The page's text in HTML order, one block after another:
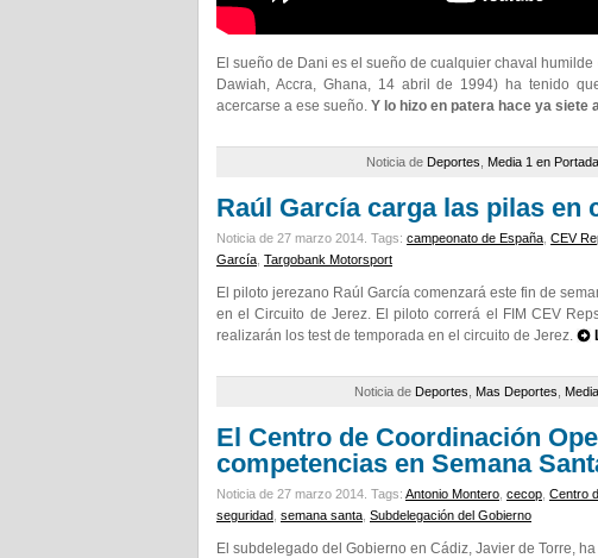
El sueño de Dani es el sueño de cualquier chaval
Dawiah, Accra, Ghana, 14 abril de 1994) ha tenido
acercarse a ese sueño. Y lo hizo en patera hace ya siete
Noticia de Deportes Media 1 en Portada
Raúl García carga las pilas en
Noticia de 27 marzo 2014. Tags: campeonato de España CEV
García Targobank Motorsport
El piloto jerezano Raúl García comenzará este fin de
en el Circuito de Jerez. El piloto correrá el FIM CEV
realizarán los test de temporada en el circuito de Jerez.
Noticia de Deportes Mas Deportes
El Centro de Coordinación
competencias en Semana
Noticia de 27 marzo 2014. Tags: Antonio Montero cecop Centro
seguridad semana santa Subdelegación del Gobierno
El subdelegado del Gobierno en Cádiz, Javier de Torre,